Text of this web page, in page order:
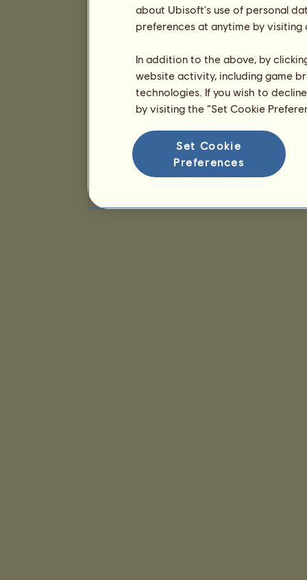
about Ubisoft's use of personal
preferences at anytime by
In addition to the above, by
website activity, including game
technologies. If you wish to
by visiting the “Set Cookie
Set Cookie
Preferences